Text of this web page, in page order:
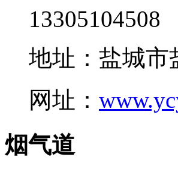
13305104508
地址：盐城市
网址：
烟气道